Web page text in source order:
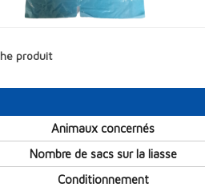
produit
Animaux concernés
Nombre de sacs sur la liasse
Conditionnement